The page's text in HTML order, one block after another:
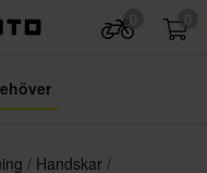
Handskar